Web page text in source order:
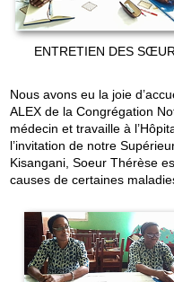
ENTRETIEN DES
Nous avons eu la joie
ALEX de la Congrégation
médecin et travaille à
l’invitation de notre
Kisangani, Soeur Thérèse
causes de certaines